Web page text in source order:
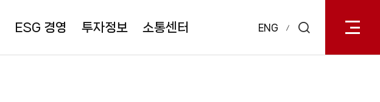
ESG 경영 투자정보 소통센터 ENG
열기